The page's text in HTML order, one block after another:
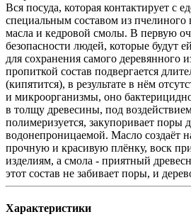
Вся посуда, которая контактирует с
специальным составом из пчелиного
масла и кедровой смолы. В первую
безопасности людей, которые будут
для сохранения самого деревянного
пропиткой состав подвергается
(кипятится), в результате в нём
и микроорганизмы, оно
в толщу древесины, под
полимеризуется, закупоривает поры
водонепроницаемой. Масло создаёт
прочную и красивую плёнку, воск
изделиям, а смола - приятный
этот состав не забивает поры, и
Характеристики